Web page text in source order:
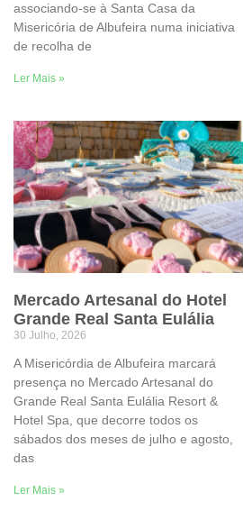
associando-se à Santa Casa da
Misericória de Albufeira numa iniciativa
de recolha de
Ler Mais »
Mercado Artesanal do Hotel
Grande Real Santa Eulália
30 Julho, 2026
A Misericórdia de Albufeira marcará
presença no Mercado Artesanal do
Grande Real Santa Eulália Resort &
Hotel Spa, que decorre todos os
sábados dos meses de julho e agosto,
das
Ler Mais »